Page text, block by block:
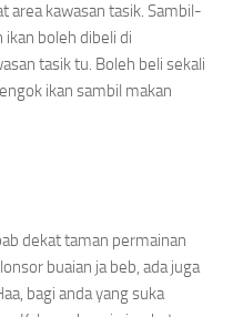
area kawasan tasik. Sambil-
ikan boleh dibeli di
tasik tu. Boleh beli sekali
ikan sambil makan
dekat taman permainan
buaian ja beb, ada juga
bagi anda yang suka